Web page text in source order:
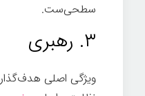
سطحی‌ست.
۳. رهبری
ويژگی اصلی